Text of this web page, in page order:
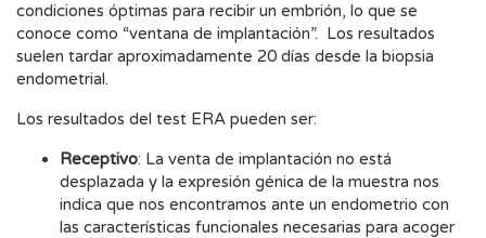
condiciones óptimas para recibir un embrión, lo que se
conoce como “ventana de implantación”. Los resultados
suelen tardar aproximadamente 20 días desde la biopsia
endometrial.
Los resultados del test ERA pueden ser:
Receptivo: La venta de implantación no está
desplazada y la expresión génica de la muestra nos
indica que nos encontramos ante un endometrio con
las características funcionales necesarias para acoger